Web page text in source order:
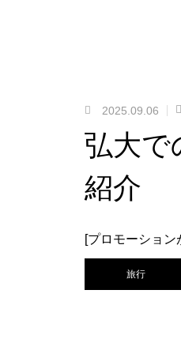
2025.09.06
弘大で
紹介
[プロモーション
旅行